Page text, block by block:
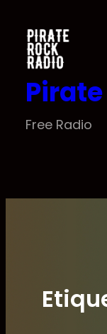
contenido
Free Radio